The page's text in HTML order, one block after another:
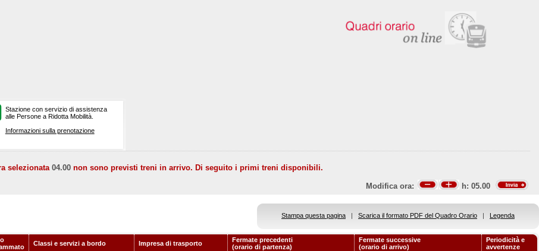
Stazione con servizio di assistenza
alle Persone a Ridotta Mobilità.
Informazioni sulla prenotazione
selezionata04.00 non sono previsti treni in arrivo. Di seguito i primi treni disponibili.
Modifica ora: h: 05.00
Stampa questa pagina | Scarica il formato PDF del Quadro Orario | Legenda
Classi e servizi a bordo Impresa di trasporto
Fermate precedenti
(orario di partenza)
Fermate successive
(orario di arrivo)
Periodicità e
avvertenze